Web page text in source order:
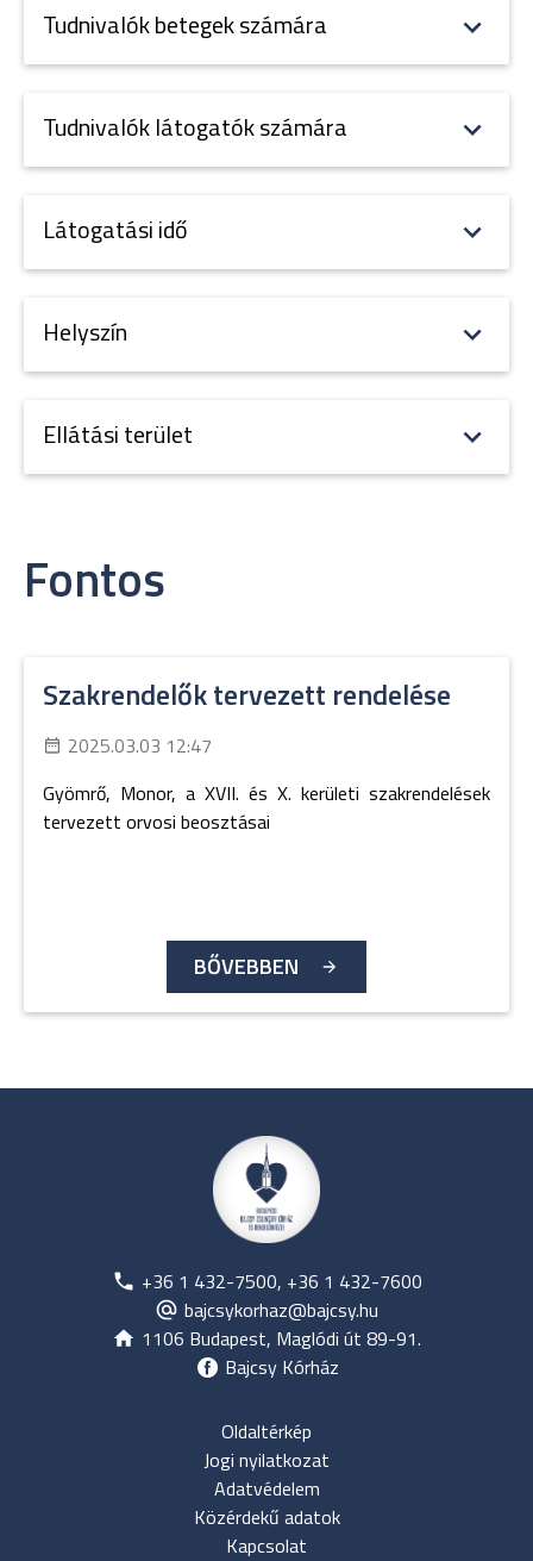
Tudnivalók betegek számára
Tudnivalók látogatók számára
Látogatási idő
Helyszín
Ellátási terület
Fontos
Szakrendelők tervezett rendelése
2025.03.03 12:47
Gyömrő, Monor, a XVII. és X. kerületi szakrendelések
tervezett orvosi beosztásai
BŐVEBBEN
+36 1 432-7500, +36 1 432-7600
bajcsykorhaz@bajcsy.hu
1106 Budapest, Maglódi út 89-91.
Bajcsy Kórház
Oldaltérkép
Jogi nyilatkozat
Adatvédelem
Közérdekű adatok
Kapcsolat